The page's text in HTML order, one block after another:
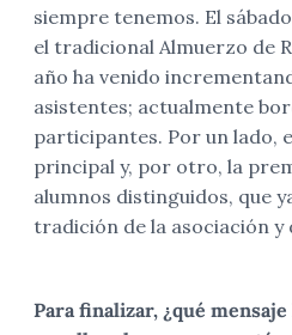
siempre tenemos. El
el tradicional Almuerzo de
año ha venido
asistentes; actualmente
participantes. Por un lado,
principal y, por otro, la
alumnos distinguidos, que
tradición de la asociación y
Para finalizar, ¿qué